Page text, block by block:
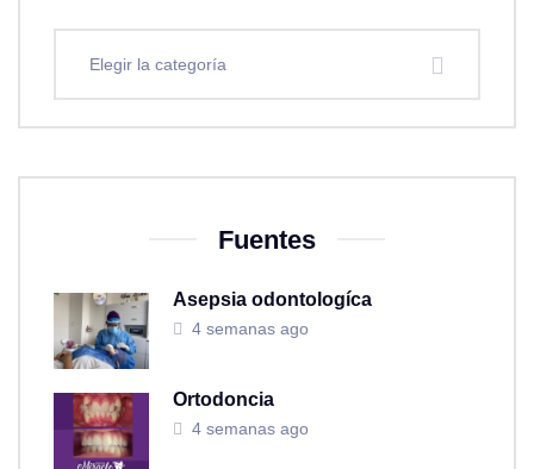
Elegir la categoría
Fuentes
Asepsia odontologíca
4 semanas ago
Ortodoncia
4 semanas ago